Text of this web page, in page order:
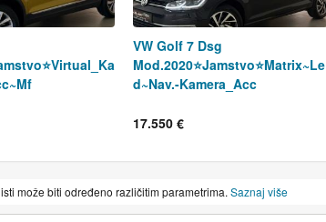
VW Golf 7 Dsg
Mod.2020⭐️Jamstvo⭐️Matrix~Le
d~Nav.-Kamera_Acc
17.550 €
može biti određeno različitim parametrima.Saznaj više